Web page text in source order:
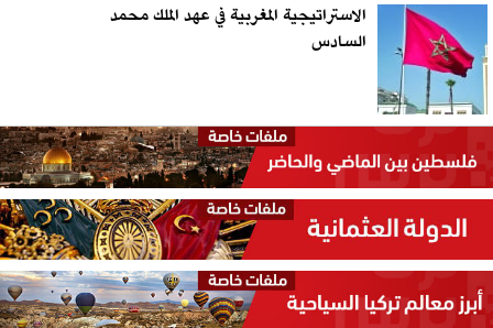
الاستراتيجية المغربية في عهد الملك محمد
السادس